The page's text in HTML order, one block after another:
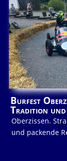
Burfest
Tradition und
Oberzissen.
und packende